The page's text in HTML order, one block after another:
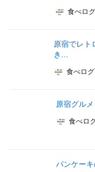
食べロ
原宿でレト
き...
食べロ
原宿グル
食べロ
パンケー